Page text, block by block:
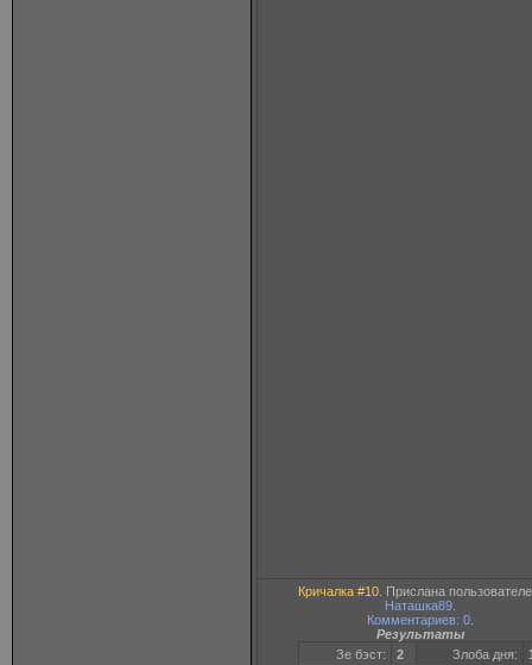
Кричалка #10 . Прислана
Наташка89.
Комментариев: 0.
Результаты
Зе бэст:
2 Злоба дня: